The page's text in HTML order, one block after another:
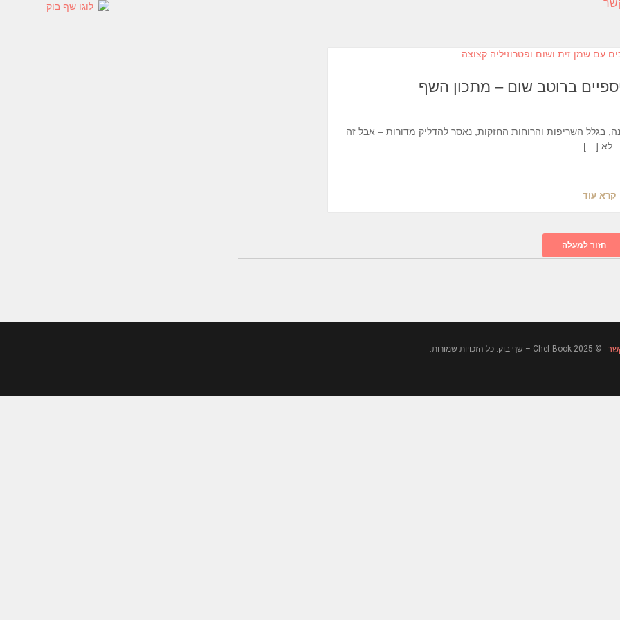
ברוטב שום – מתכון השף
בגלל השריפות והרוחות החזקות, נאסר להדליק מדורות – אבל זה
לא […]
קרא עוד
חזור למעלה
© 2025 Chef Book – שף בוק. כל הזכויות שמורות.